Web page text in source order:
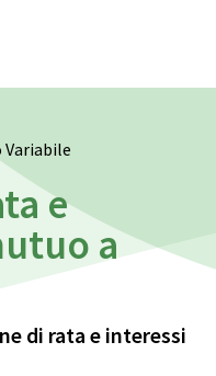
Variabile
e
a
di rata e interessi